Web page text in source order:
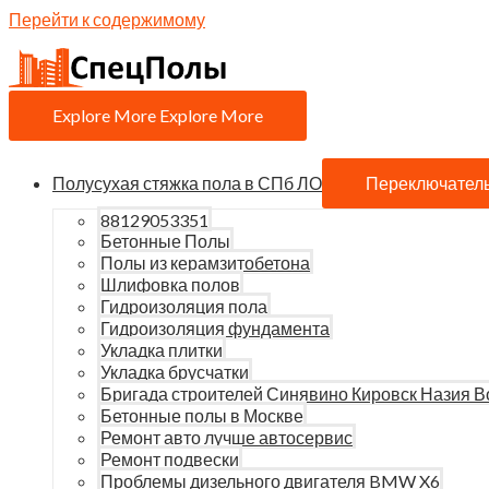
Перейти к содержимому
Explore More Explore More
Полусухая стяжка пола в СПб ЛО
88129053351
Бетонные Полы
Полы из керамзитобетона
Шлифовка полов
Гидроизоляция пола
Гидроизоляция фундамента
Укладка плитки
Укладка брусчатки
Бригада строителей Синявино Кировск Назия
Бетонные полы в Москве
Ремонт авто лучше автосервис
Ремонт подвески
Проблемы дизельного двигателя BMW X6